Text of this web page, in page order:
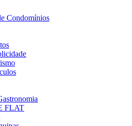
Condomínios
FLAT